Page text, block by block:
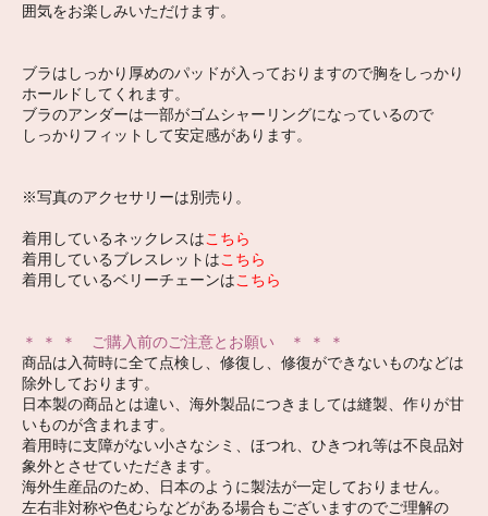
囲気をお楽しみいただけます。
ブラはしっかり厚めのパッドが入っておりますので胸をしっかり
ホールドしてくれます。
ブラのアンダーは一部がゴムシャーリングになっているので
しっかりフィットして安定感があります。
※写真のアクセサリーは別売り。
着用しているネックレスはこちら
着用しているブレスレットはこちら
着用しているベリーチェーンはこちら
＊ ＊ ＊ ご購入前のご注意とお願い ＊ ＊ ＊
商品は入荷時に全て点検し、修復し、修復ができないものなどは
除外しております。
日本製の商品とは違い、海外製品につきましては縫製、作りが甘
いものが含まれます。
着用時に支障がない小さなシミ、ほつれ、ひきつれ等は不良品対
象外とさせていただきます。
海外生産品のため、日本のように製法が一定しておりません。
左右非対称や色むらなどがある場合もございますのでご理解の